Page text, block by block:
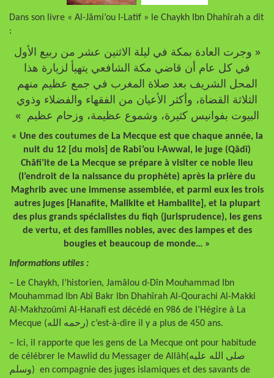
Dans son livre « Al-Jâmi’ou l-Latîf » le Chaykh Ibn Dhahîrah a dit
:
« وجرت العادة بمكة في ليلة الاثنين عشر من ربيع الأول
في كل عام أن قاضي مكة الشافعي يتهيأ لزيارة هذا
المحل الشريف بعد صلاة المغرب في جمع عظيم منهم
الثلاثة القضاة، وأكثر الأعيان من الفقهاء والفضلاء وذوي
البيوت بفوانيس كثيرة، وشموع عظيمة، وزحام عظيم »
« Une des coutumes de La Mecque est que chaque année, la
nuit du 12 [du mois] de Rabî’ou l-Awwal, le juge (Qâdî)
Châfi’ite de La Mecque se prépare à visiter ce noble lieu
(l’endroit de la naissance du prophète) après la prière du
Maghrib avec une immense assemblée, et parmi eux les trois
autres juges [Hanafite, Malikite et Hambalite], et la plupart
des plus grands spécialistes du fiqh (jurisprudence), les gens
de vertu, et des familles nobles, avec des lampes et des
bougies et beaucoup de monde… »
Informations utiles :
– Le Chaykh, l’historien, Jamâlou d-Dîn Mouhammad Ibn
Mouhammad Ibn Abî Bakr Ibn Dhahîrah Al-Qourachi Al-Makki
Al-Makhzoûmi Al-Hanafi est décédé en 986 de l’Hégire à La
Mecque (رحمه الله) c’est-à-dire il y a plus de 450 ans.
– Ici, il rapporte que les gens de La Mecque ont pour habitude
de célébrer le Mawlid du Messager de Allâh(صلى الله عليه
وسلم) en compagnie des juges islamiques et des savants de